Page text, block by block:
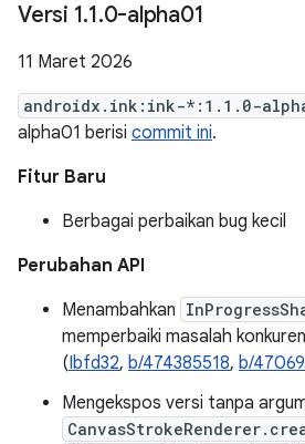
Versi 1.1.0-alpha01
11 Maret 2026
androidx.ink:ink-*:1.1.0-
alpha01 berisi commit ini.
Fitur Baru
Berbagai perbaikan bug kecil
Perubahan API
Menambahkan
memperbaiki masalah
(Ibfd32, b/474385518, b/
Mengekspos versi tanpa